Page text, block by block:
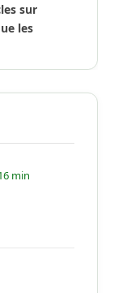
sur
les
min